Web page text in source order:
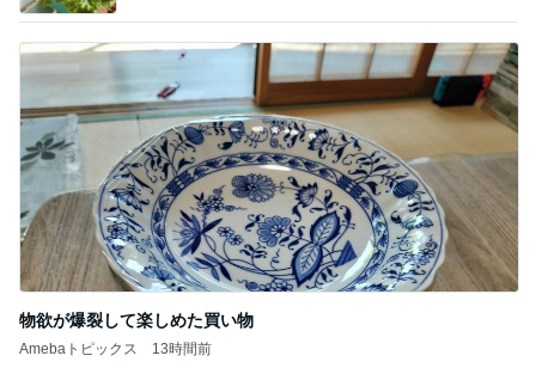
物欲が爆裂して楽しめた買い物
Amebaトピックス 13時間前